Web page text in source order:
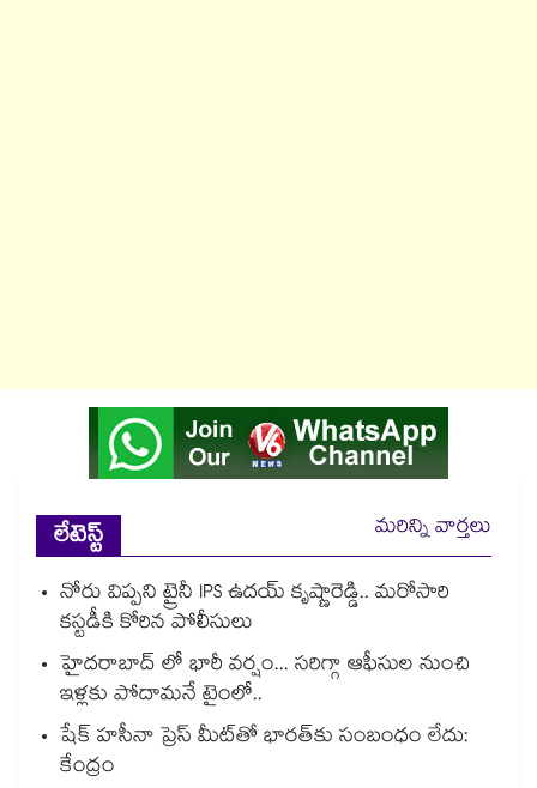
లేటెస్ట్
మరిన్ని వార్తలు
నోరు విప్పని ట్రైనీ IPS ఉదయ్ కృష్ణారెడ్డి.. మరోసారి
కస్టడీకి కోరిన పోలీసులు
హైదరాబాద్ లో భారీ వర్షం... సరిగ్గా ఆఫీసుల నుంచి
ఇళ్లకు పోదామనే టైంలో..
షేక్ హసీనా ప్రెస్ మీట్‎తో భారత్‎కు సంబంధం లేదు:
కేంద్రం